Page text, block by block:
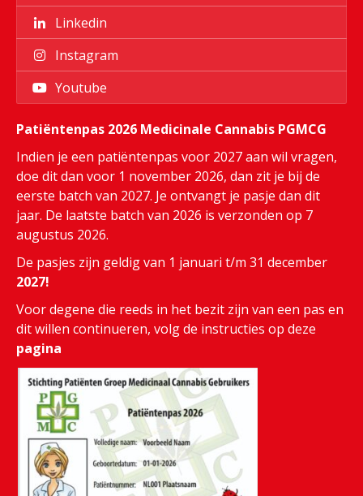
Linkedin
Instagram
Youtube
Patiëntenpas 2026 Medicinale Cannabis PGMCG
Indien je een patiëntenpas voor 2027 aan wil vragen,
doe dit dan voor 1 november 2026, dan zit je bij de
eerste batch van 2027. Je ontvangt je pasje dan dit
jaar. De laatste batch van 2026 is verzonden op 7
augustus 2026.
De pasjes zijn geldig van 1 januari t/m 31 december
2027!
Voor degene die reeds in het bezit zijn van een pas en
dit willen continueren, volg de instructies op deze
pagina